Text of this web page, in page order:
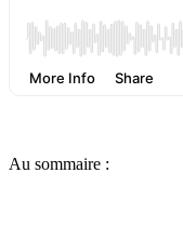
Au sommaire :